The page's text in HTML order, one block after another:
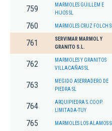
759
MARMOLES GUILLEM E
HIJOS SL
760 MARMOLES CRUZ FOLCH SL
761
SERVIMAR MARMOL Y
GRANITO S.L.
762
MARMOLES Y GRANITOS
VILLACAÑAS SL
763
MEGIDO ASERRADERO DE
PIEDRA SL
764
ARQUIPIEDRA S.COOP.
LIMITADA-TUY
765 MARMOLES LOS ALAMOS SL